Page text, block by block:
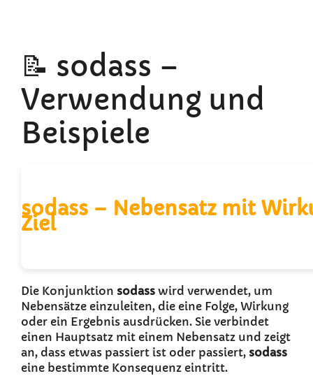
📝 sodass –
Verwendung und
Beispiele
sodass – Nebensatz mit
Ziel
Die Konjunktion sodass wird verwendet, um
Nebensätze einzuleiten, die eine Folge, Wirkung
oder ein Ergebnis ausdrücken. Sie verbindet
einen Hauptsatz mit einem Nebensatz und zeigt
an, dass etwas passiert ist oder passiert, sodass
eine bestimmte Konsequenz eintritt.